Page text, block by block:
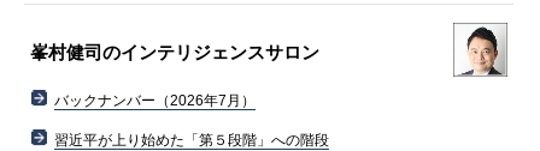
峯村健司のインテリジェンスサロン
バックナンバー（2026年7月）
習近平が上り始めた「第５段階」への階段